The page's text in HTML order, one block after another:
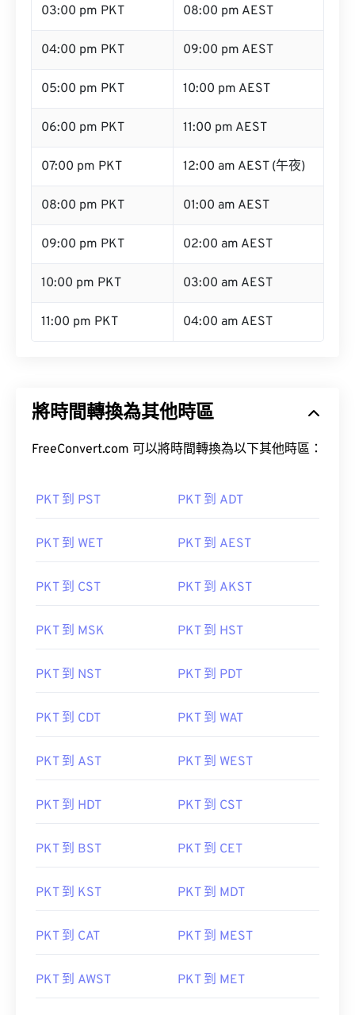
03:00 pm PKT 08:00 pm AEST
04:00 pm PKT 09:00 pm AEST
05:00 pm PKT 10:00 pm AEST
06:00 pm PKT 11:00 pm AEST
07:00 pm PKT 12:00 am AEST (午夜)
08:00 pm PKT 01:00 am AEST
09:00 pm PKT 02:00 am AEST
10:00 pm PKT 03:00 am AEST
11:00 pm PKT 04:00 am AEST
將時間轉換為其他時區
FreeConvert.com 可以將時間轉換為以下其他時區：
PKT 到 PST PKT 到 ADT
PKT 到 WET PKT 到 AEST
PKT 到 CST PKT 到 AKST
PKT 到 MSK PKT 到 HST
PKT 到 NST PKT 到 PDT
PKT 到 CDT PKT 到 WAT
PKT 到 AST PKT 到 WEST
PKT 到 HDT PKT 到 CST
PKT 到 BST PKT 到 CET
PKT 到 KST PKT 到 MDT
PKT 到 CAT PKT 到 MEST
PKT 到 AWST PKT 到 MET